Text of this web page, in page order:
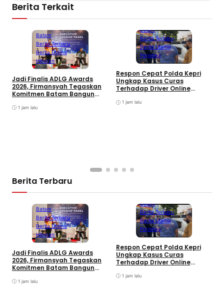
Berita Terkait
Batam
Berita Terbaru
Berita Utama
Hiburan
Jadi Finalis ADLG Awards
2026, Firmansyah Tegaskan
Komitmen Batam Bangun
1 jam lalu
Batam
Berita Terbaru
Berita Utama
Peristiwa
Respon Cepat Polda Kepri
Ungkap Kasus Curas
Terhadap Driver Online
1 jam lalu
Berita Terbaru
Batam
Berita Terbaru
Berita Utama
Hiburan
Jadi Finalis ADLG Awards
2026, Firmansyah Tegaskan
Komitmen Batam Bangun
1 jam lalu
Batam
Berita Terbaru
Berita Utama
Peristiwa
Respon Cepat Polda Kepri
Ungkap Kasus Curas
Terhadap Driver Online
1 jam lalu